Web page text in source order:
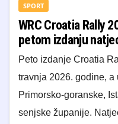
SPORT
WRC Croatia Rally
petom izdanju
​Peto izdanje Croatia
travnja 2026. godine, a
Primorsko-goranske,
senjske županije.